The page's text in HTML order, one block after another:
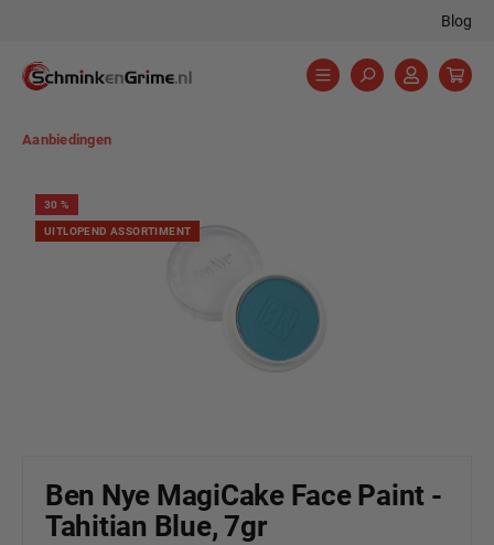
Blog
Aanbiedingen
Afbeeldingengalerij overslaan
30%
UITLOPEND ASSORTIMENT
Ben Nye MagiCake Face Paint -
Tahitian Blue, 7gr